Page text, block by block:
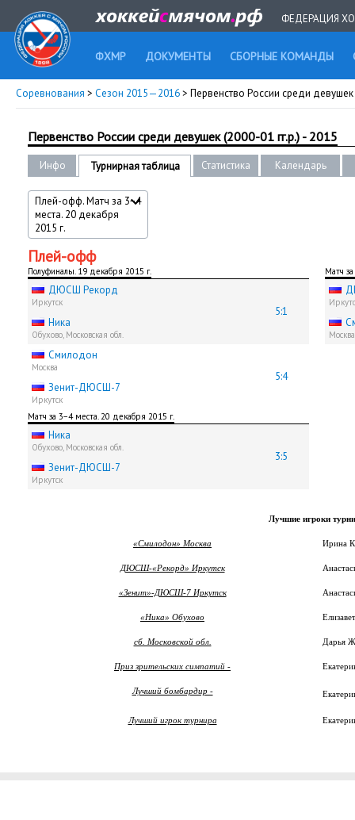
ФЕДЕРАЦИЯ
ФХМР ДОКУМЕНТЫ СБОРНЫЕ КОМАНДЫ
Соревнования > Сезон 2015—2016> Первенство России среди девушек
Первенство России среди девушек (2000-01 гг.р.) - 2015
Инфо Турнирная таблица Статистика Календарь
Плей-офф. Матч за 3−4
места. 20 декабря
2015 г.
Плей-офф
Полуфиналы. 19 декабря 2015 г.
ДЮСШ Рекорд
Иркутск
5:1
Ника
Обухово, Московская обл.
Смилодон
Москва
5:4
Зенит-ДЮСШ-7
Иркутск
Матч
Москва
Матч за 3−4 места. 20 декабря 2015 г.
Ника
Обухово, Московская обл.
3:5
Зенит-ДЮСШ-7
Иркутск
Лучшие игроки
«Смилодон» Москва Ирина
ДЮСШ-«Рекорд» Иркутск
«Зенит»-ДЮСШ-7 Иркутск
«Ника» Обухово
сб. Московской обл. Дарья
Приз зрительских симпатий -
Лучший бомбардир -
Лучший игрок турнира